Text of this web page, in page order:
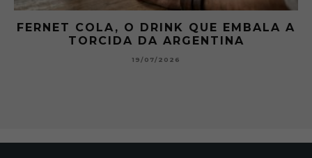
GIBSON: O PICLES QUE MUDOU A
HISTÓRIA DOS MARTINI
15/07/2026